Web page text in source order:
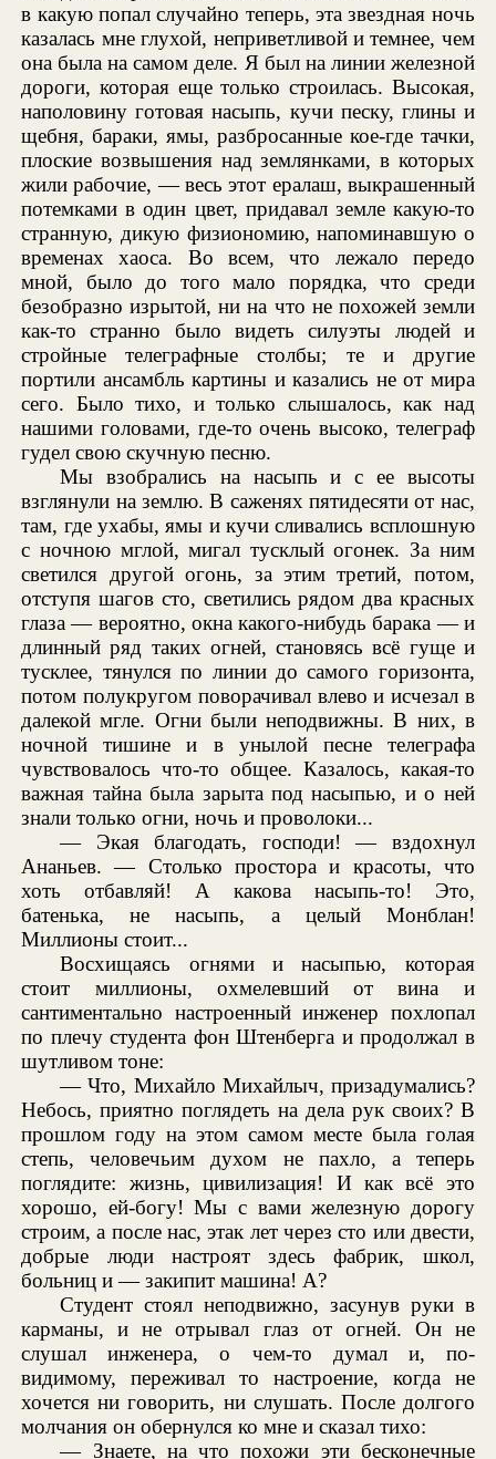
в какую попал случайно теперь, эта звездная ночь
казалась мне глухой, неприветливой и темнее, чем
она была на самом деле. Я был на линии железной
дороги, которая еще только строилась. Высокая,
наполовину готовая насыпь, кучи песку, глины и
щебня, бараки, ямы, разбросанные кое-где тачки,
плоские возвышения над землянками, в которых
жили рабочие, — весь этот ералаш, выкрашенный
потемками в один цвет, придавал земле какую-то
странную, дикую физиономию, напоминавшую о
временах хаоса. Во всем, что лежало передо
мной, было до того мало порядка, что среди
безобразно изрытой, ни на что не похожей земли
как-то странно было видеть силуэты людей и
стройные телеграфные столбы; те и другие
портили ансамбль картины и казались не от мира
сего. Было тихо, и только слышалось, как над
нашими головами, где-то очень высоко, телеграф
гудел свою скучную песню.
Мы взобрались на насыпь и с ее высоты
взглянули на землю. В саженях пятидесяти от нас,
там, где ухабы, ямы и кучи сливались всплошную
с ночною мглой, мигал тусклый огонек. За ним
светился другой огонь, за этим третий, потом,
отступя шагов сто, светились рядом два красных
глаза — вероятно, окна какого-нибудь барака — и
длинный ряд таких огней, становясь всё гуще и
тусклее, тянулся по линии до самого горизонта,
потом полукругом поворачивал влево и исчезал в
далекой мгле. Огни были неподвижны. В них, в
ночной тишине и в унылой песне телеграфа
чувствовалось что-то общее. Казалось, какая-то
важная тайна была зарыта под насыпью, и о ней
знали только огни, ночь и проволоки...
— Экая благодать, господи! — вздохнул
Ананьев. — Столько простора и красоты, что
хоть отбавляй! А какова насыпь-то! Это,
батенька, не насыпь, а целый Монблан!
Миллионы стоит...
Восхищаясь огнями и насыпью, которая
стоит миллионы, охмелевший от вина и
сантиментально настроенный инженер похлопал
по плечу студента фон Штенберга и продолжал в
шутливом тоне:
— Что, Михайло Михайлыч, призадумались?
Небось, приятно поглядеть на дела рук своих? В
прошлом году на этом самом месте была голая
степь, человечьим духом не пахло, а теперь
поглядите: жизнь, цивилизация! И как всё это
хорошо, ей-богу! Мы с вами железную дорогу
строим, а после нас, этак лет через сто или двести,
добрые люди настроят здесь фабрик, школ,
больниц и — закипит машина! А?
Студент стоял неподвижно, засунув руки в
карманы, и не отрывал глаз от огней. Он не
слушал инженера, о чем-то думал и, по-
видимому, переживал то настроение, когда не
хочется ни говорить, ни слушать. После долгого
молчания он обернулся ко мне и сказал тихо:
— Знаете, на что похожи эти бесконечные